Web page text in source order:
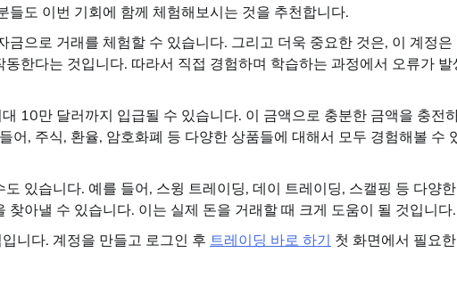
도 이번 기회에 함께 체험해보시는 것을 추천합니다.
으로 거래를 체험할 수 있습니다. 그리고 더욱 중요한 것은, 이 계정은
한다는 것입니다. 따라서 직접 경험하며 학습하는 과정에서 오류가 발
10만 달러까지 입급될 수 있습니다. 이 금액으로 충분한 금액을 충전
어, 주식, 환율, 암호화폐 등 다양한 상품들에 대해서 모두 경험해볼 수
있습니다. 예를 들어, 스윙 트레이딩, 데이 트레이딩, 스캘핑 등 다양
아낼 수 있습니다. 이는 실제 돈을 거래할 때 크게 도움이 될 것입니다.
니다. 계정을 만들고 로그인 후 트레이딩 바로 하기 첫 화면에서 필요